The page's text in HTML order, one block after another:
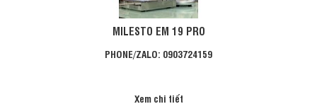
MILESTO EM 19 PRO
PHONE/ZALO: 0903724159
Xem chi tiết